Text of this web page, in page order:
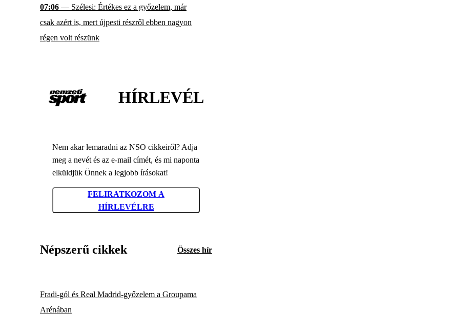
07:06 — Szélesi: Értékes ez a győzelem, már
csak azért is, mert újpesti részről ebben nagyon
régen volt részünk
HÍRLEVÉL
Nem akar lemaradni az NSO cikkeiről? Adja
meg a nevét és az e-mail címét, és mi naponta
elküldjük Önnek a legjobb írásokat!
FELIRATKOZOM A
HÍRLEVÉLRE
Népszerű cikkek Összes hír
Fradi-gól és Real Madrid-győzelem a Groupama
Arénában